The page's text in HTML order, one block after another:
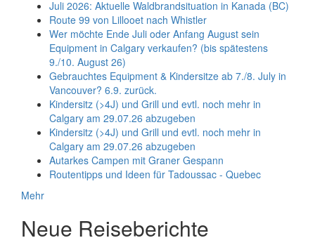
Juli 2026: Aktuelle Waldbrandsituation in Kanada (BC)
Route 99 von Lillooet nach Whistler
Wer möchte Ende Juli oder Anfang August sein
Equipment in Calgary verkaufen? (bis spätestens
9./10. August 26)
Gebrauchtes Equipment & Kindersitze ab 7./8. July in
Vancouver? 6.9. zurück.
Kindersitz (>4J) und Grill und evtl. noch mehr in
Calgary am 29.07.26 abzugeben
Kindersitz (>4J) und Grill und evtl. noch mehr in
Calgary am 29.07.26 abzugeben
Autarkes Campen mit Graner Gespann
Routentipps und Ideen für Tadoussac - Quebec
Mehr
Neue Reiseberichte